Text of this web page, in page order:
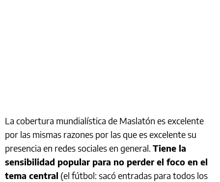
La cobertura mundialística de Maslatón es excelente
por las mismas razones por las que es excelente su
presencia en redes sociales en general. Tiene la
sensibilidad popular para no perder el foco en el
tema central (el fútbol: sacó entradas para todos los